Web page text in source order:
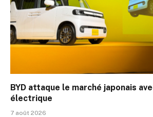
BYD attaque le marché japonais
électrique
7 août 2026